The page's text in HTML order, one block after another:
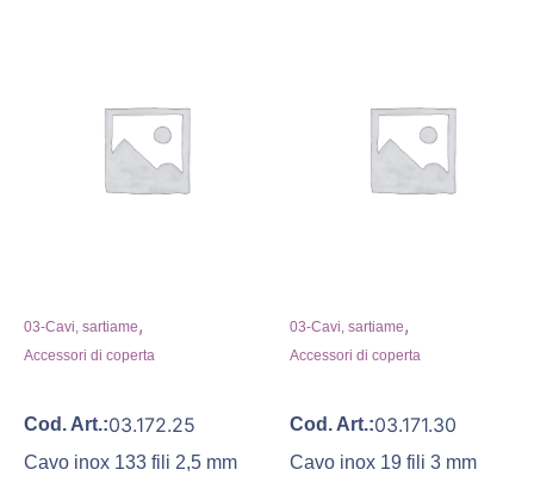
03-Cavi, sartiame,
Accessori di coperta
Cod. Art.:03.172.25
Cavo inox 133 fili 2,5 mm
03-Cavi, sartiame,
Accessori di coperta
Cod. Art.:03.171.30
Cavo inox 19 fili 3 mm